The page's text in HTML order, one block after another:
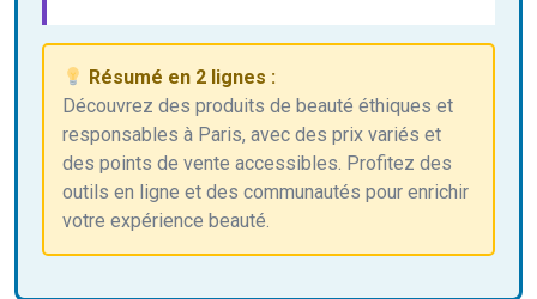
Résumé en 2 lignes :
Découvrez des produits de beauté éthiques et
responsables à Paris, avec des prix variés et
des points de vente accessibles. Profitez des
outils en ligne et des communautés pour enrichir
votre expérience beauté.